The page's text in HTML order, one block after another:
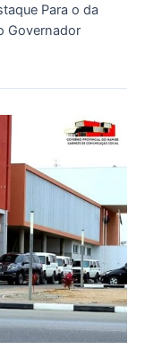
Para o da
Governador